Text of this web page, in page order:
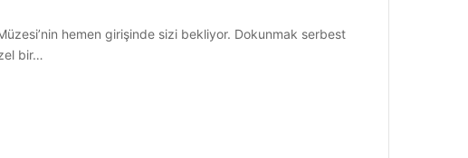
hemen girişinde sizi bekliyor. Dokunmak serbest
bir…